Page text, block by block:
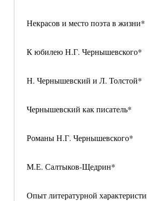
Некрасов и место поэта в жизни*
К юбилею Н.Г. Чернышевского*
Н. Чернышевский и Л. Толстой*
Чернышевский как писатель*
Романы Н.Г. Чернышевского*
М.Е. Салтыков-Щедрин*
Опыт литературной